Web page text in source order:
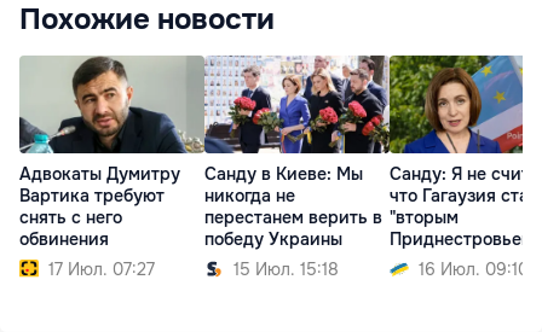
Похожие новости
Адвокаты Думитру
Вартика требуют
снять с него
обвинения
17 Июл. 07:27
Санду в Киеве: Мы
никогда не
перестанем верить в
победу Украины
15 Июл. 15:18
Санду: Я не
что Гагаузия
"вторым
Приднестровьем"
16 Июл. 09:10